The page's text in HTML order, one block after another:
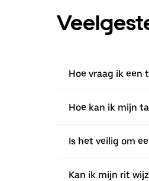
Hoe vraag ik een
Hoe kan ik mijn
Is het veilig om
Kan ik mijn rit